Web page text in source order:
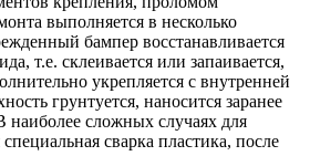
выполняется в несколько
бампер восстанавливается
т.е. склеивается или запаивается,
укрепляется с внутренней
грунтуется, наносится заранее
наиболее сложных случаях для
сварка пластика, после